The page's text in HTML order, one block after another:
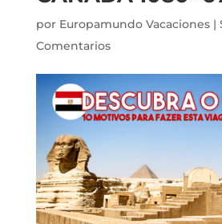
por Europamundo Vacaciones|
Comentarios